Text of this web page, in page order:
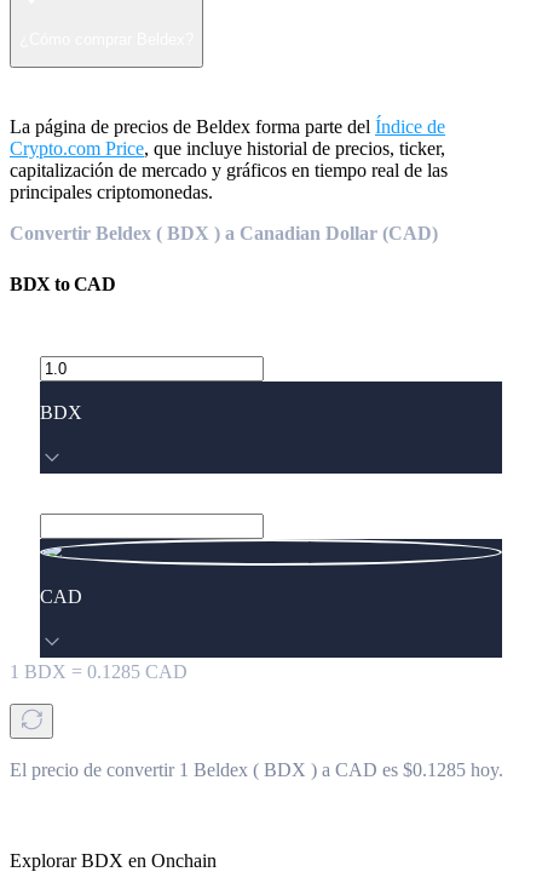
La página de precios de Beldex forma parte del Índice de
Crypto.com Price, que incluye historial de precios, ticker,
capitalización de mercado y gráficos en tiempo real de las
principales criptomonedas.
Convertir Beldex ( BDX ) a Canadian Dollar (CAD)
BDX toCAD
BDX
CAD
1 BDX = 0.1285 CAD
El precio de convertir 1 Beldex ( BDX ) a CAD es $0.1285 hoy.
Explorar BDX en Onchain